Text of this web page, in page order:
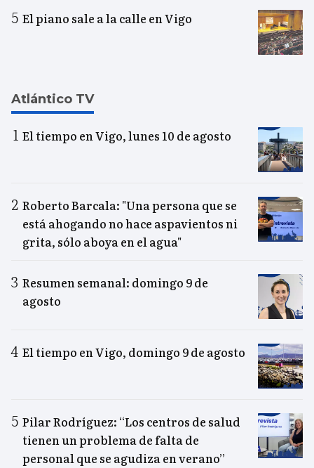
El piano sale a la calle en Vigo
Atlántico TV
El tiempo en Vigo, lunes 10 de agosto
Roberto Barcala: "Una persona que se
está ahogando no hace aspavientos ni
grita, sólo aboya en el agua"
Resumen semanal: domingo 9 de
agosto
El tiempo en Vigo, domingo 9 de agosto
Pilar Rodríguez: “Los centros de salud
tienen un problema de falta de
personal que se agudiza en verano”